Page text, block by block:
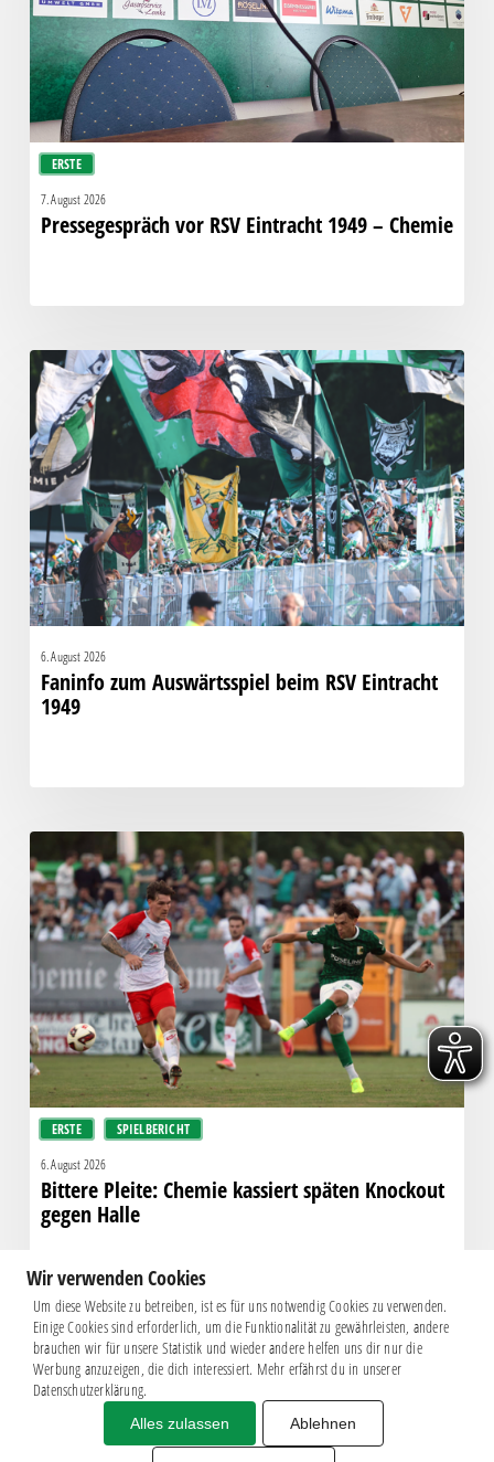
ERSTE
–
Chemie
7. August 2026
Pressegespräch vor RSV Eintracht 1949 – Chemie
Faninfo
zum
Auswärtsspiel
beim
RSV
Eintracht
6. August 2026
Faninfo zum Auswärtsspiel beim RSV Eintracht
1949
ERSTE SPIELBERICHT
Pleite:
Chemie
kassiert
späten
Knockout
gegen
Halle
6. August 2026
Bittere Pleite: Chemie kassiert späten Knockout
gegen Halle
Impressum|Datenschutz
Wir verwenden Cookies
Um diese Website zu betreiben, ist es für uns notwendig Cookies zu verwenden.
Einige Cookies sind erforderlich, um die Funktionalität zu gewährleisten, andere
brauchen wir für unsere Statistik und wieder andere helfen uns dir nur die
Werbung anzuzeigen, die dich interessiert. Mehr erfährst du in unserer
Datenschutzerklärung.
Alles zulassen Ablehnen